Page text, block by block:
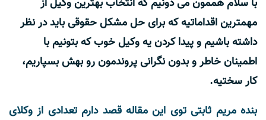
با سلام هممون می دونیم که انتخاب بهترین وکیل از
مهمترین اقداماتیه که برای حل مشکل حقوقی باید در نظر
داشته باشیم و پیدا کردن یه وکیل خوب که بتونیم با
اطمینان خاطر و بدون نگرانی پروندمون رو بهش بسپاریم،
کار سختیه.
بنده مریم ثابتی توی این مقاله قصد دارم تعدادی از وکلای